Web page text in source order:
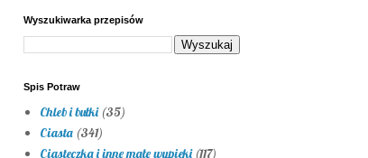
Wyszukiwarka przepisów
Spis Potraw
Chleb i bułki (35)
Ciasta (341)
Ciasteczka i inne małe wypieki (117)